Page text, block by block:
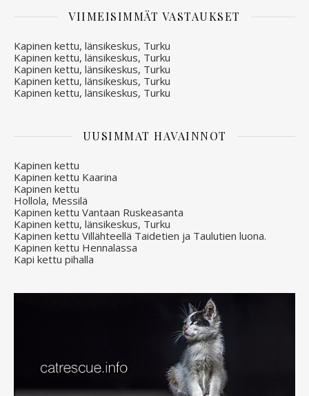
VIIMEISIMMÄT VASTAUKSET
Kapinen kettu, länsikeskus, Turku
Kapinen kettu, länsikeskus, Turku
Kapinen kettu, länsikeskus, Turku
Kapinen kettu, länsikeskus, Turku
Kapinen kettu, länsikeskus, Turku
UUSIMMAT HAVAINNOT
Kapinen kettu
Kapinen kettu Kaarina
Kapinen kettu
Hollola, Messilä
Kapinen kettu Vantaan Ruskeasanta
Kapinen kettu, länsikeskus, Turku
Kapinen kettu Villähteellä Taidetien ja Taulutien luona.
Kapinen kettu Hennalassa
Kapi kettu pihalla